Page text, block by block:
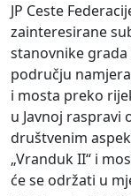
JP Ceste
zainteresirane
stanovnike
području
i mosta preko
u Javnoj raspravi
društvenim
„Vranduk II“ i
će se održati u